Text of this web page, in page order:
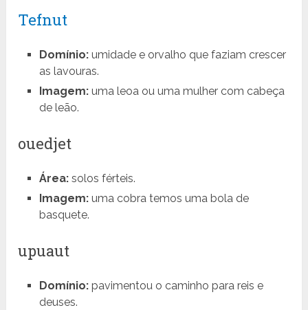
Tefnut
Domínio:umidade e orvalho que faziam crescer
as lavouras.
Imagem:uma leoa ou uma mulher com cabeça
de leão.
ouedjet
Área:solos férteis.
Imagem:uma cobra temos uma bola de
basquete.
upuaut
Domínio:pavimentou o caminho para reis e
deuses.